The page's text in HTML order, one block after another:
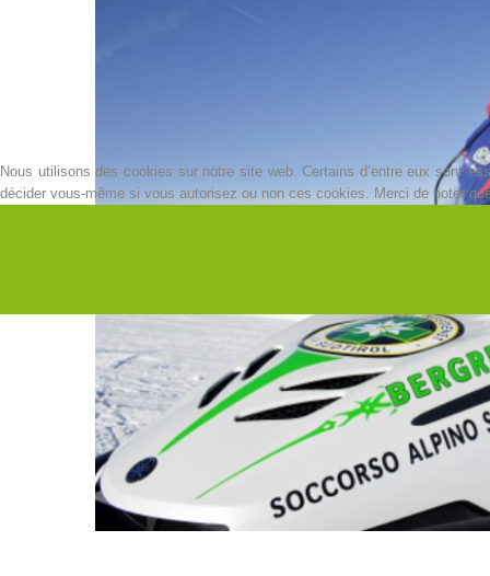
Nous utilisons des cookies sur notre site web. Certains d’entre eux sont
décider vous-même si vous autorisez ou non ces cookies. Merci de noter